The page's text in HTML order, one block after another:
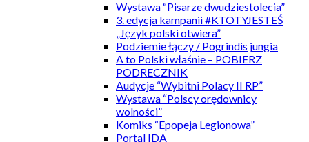
Wystawa “Pisarze dwudziestolecia”
3. edycja kampanii #KTOTYJESTEŚ
„Język polski otwiera”
Podziemie łączy / Pogrindis jungia
A to Polski właśnie – POBIERZ
PODRECZNIK
Audycje “Wybitni Polacy II RP”
Wystawa “Polscy orędownicy
wolności”
Komiks “Epopeja Legionowa”
Portal IDA